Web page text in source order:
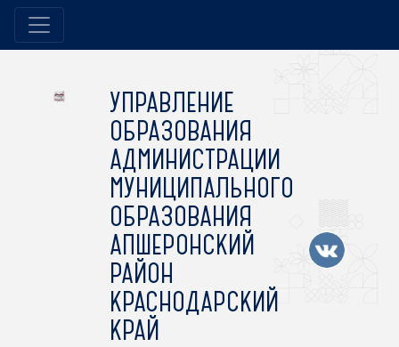
УПРАВЛЕНИЕ
ОБРАЗОВАНИЯ
АДМИНИСТРАЦИИ
МУНИЦИПАЛЬНОГО
ОБРАЗОВАНИЯ
АПШЕРОНСКИЙ
РАЙОН
КРАСНОДАРСКИЙ
КРАЙ